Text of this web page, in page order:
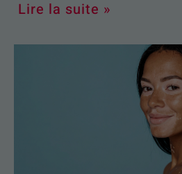
Lire la suite »